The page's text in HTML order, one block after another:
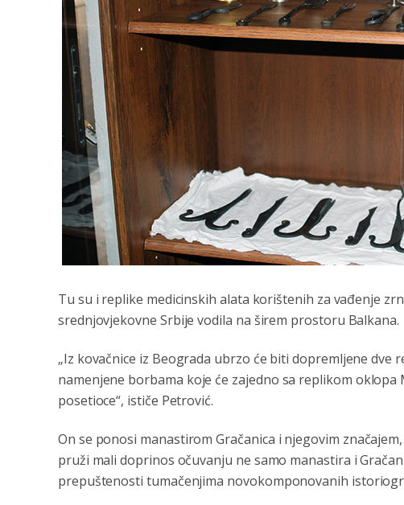
Tu su i replike medicinskih alata korištenih za vađenje
srednjovjekovne Srbije vodila na širem prostoru Balkana.
„Iz kovačnice iz Beograda ubrzo će biti dopremljene
namenjene borbama koje će zajedno sa replikom
posetioce“, ističe Petrović.
On se ponosi manastirom Gračanica i njegovim
pruži mali doprinos očuvanju ne samo manastira i
prepuštenosti tumačenjima novokomponovanih